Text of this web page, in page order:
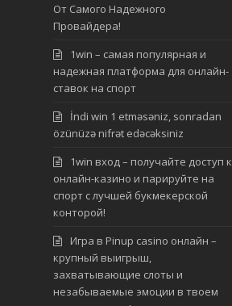
От Самого Надежного
Провайдера!
1win – самая популярная и
надежная платформа для онлайн-
ставок на спорт
İndi win 1 etməsəniz, sonradan
özünüzə nifrət edəcəksiniz
1win вход – получайте доступ к
онлайн-казино и парируйте на
спорт с лучшей букмекерской
конторой!
Игра в Pinup casino онлайн –
крупный выигрыш,
захватывающие слоты и
незабываемые эмоции в твоем